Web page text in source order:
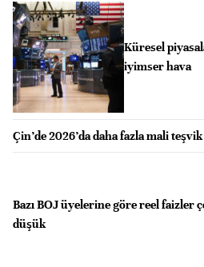
Küresel
iyimser hava
Çin’de 2026’da daha fazla mali
Bazı BOJ üyelerine göre reel faizler
düşük